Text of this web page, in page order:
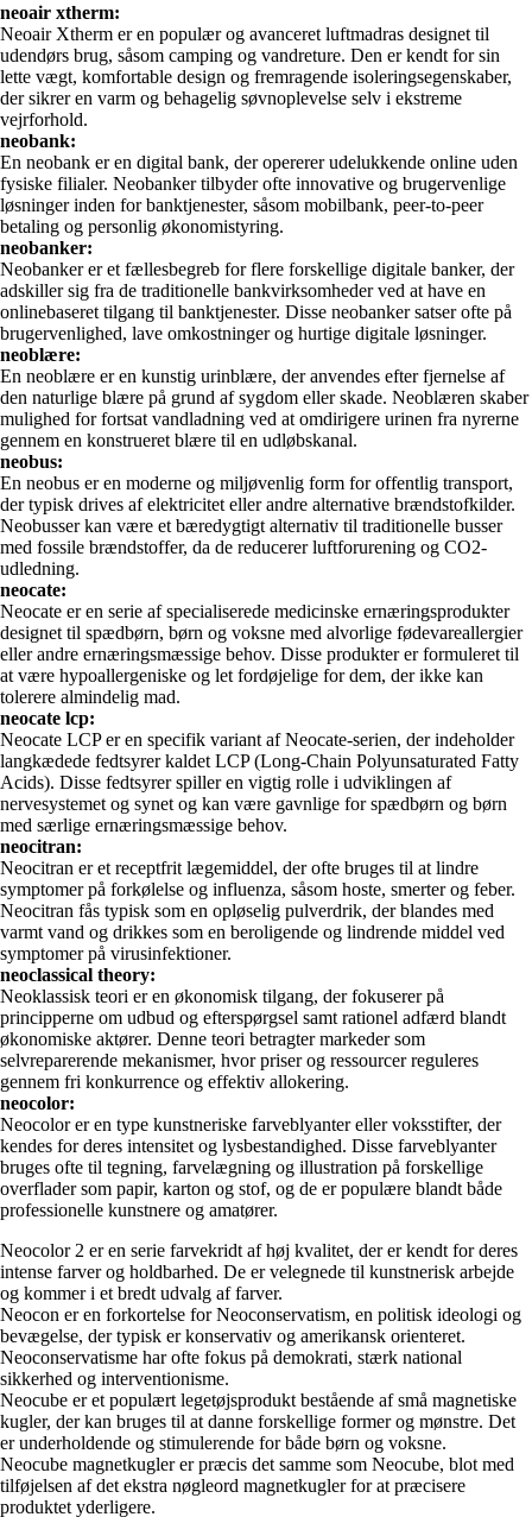
neoair xtherm:
Neoair Xtherm er en populær og avanceret luftmadras designet til
udendørs brug, såsom camping og vandreture. Den er kendt for sin
lette vægt, komfortable design og fremragende isoleringsegenskaber,
der sikrer en varm og behagelig søvnoplevelse selv i ekstreme
vejrforhold.
neobank:
En neobank er en digital bank, der opererer udelukkende online uden
fysiske filialer. Neobanker tilbyder ofte innovative og brugervenlige
løsninger inden for banktjenester, såsom mobilbank, peer-to-peer
betaling og personlig økonomistyring.
neobanker:
Neobanker er et fællesbegreb for flere forskellige digitale banker, der
adskiller sig fra de traditionelle bankvirksomheder ved at have en
onlinebaseret tilgang til banktjenester. Disse neobanker satser ofte på
brugervenlighed, lave omkostninger og hurtige digitale løsninger.
neoblære:
En neoblære er en kunstig urinblære, der anvendes efter fjernelse af
den naturlige blære på grund af sygdom eller skade. Neoblæren skaber
mulighed for fortsat vandladning ved at omdirigere urinen fra nyrerne
gennem en konstrueret blære til en udløbskanal.
neobus:
En neobus er en moderne og miljøvenlig form for offentlig transport,
der typisk drives af elektricitet eller andre alternative brændstofkilder.
Neobusser kan være et bæredygtigt alternativ til traditionelle busser
med fossile brændstoffer, da de reducerer luftforurening og CO2-
udledning.
neocate:
Neocate er en serie af specialiserede medicinske ernæringsprodukter
designet til spædbørn, børn og voksne med alvorlige fødevareallergier
eller andre ernæringsmæssige behov. Disse produkter er formuleret til
at være hypoallergeniske og let fordøjelige for dem, der ikke kan
tolerere almindelig mad.
neocate lcp:
Neocate LCP er en specifik variant af Neocate-serien, der indeholder
langkædede fedtsyrer kaldet LCP (Long-Chain Polyunsaturated Fatty
Acids). Disse fedtsyrer spiller en vigtig rolle i udviklingen af
nervesystemet og synet og kan være gavnlige for spædbørn og børn
med særlige ernæringsmæssige behov.
neocitran:
Neocitran er et receptfrit lægemiddel, der ofte bruges til at lindre
symptomer på forkølelse og influenza, såsom hoste, smerter og feber.
Neocitran fås typisk som en opløselig pulverdrik, der blandes med
varmt vand og drikkes som en beroligende og lindrende middel ved
symptomer på virusinfektioner.
neoclassical theory:
Neoklassisk teori er en økonomisk tilgang, der fokuserer på
principperne om udbud og efterspørgsel samt rationel adfærd blandt
økonomiske aktører. Denne teori betragter markeder som
selvreparerende mekanismer, hvor priser og ressourcer reguleres
gennem fri konkurrence og effektiv allokering.
neocolor:
Neocolor er en type kunstneriske farveblyanter eller voksstifter, der
kendes for deres intensitet og lysbestandighed. Disse farveblyanter
bruges ofte til tegning, farvelægning og illustration på forskellige
overflader som papir, karton og stof, og de er populære blandt både
professionelle kunstnere og amatører.
Neocolor 2 er en serie farvekridt af høj kvalitet, der er kendt for deres
intense farver og holdbarhed. De er velegnede til kunstnerisk arbejde
og kommer i et bredt udvalg af farver.
Neocon er en forkortelse for Neoconservatism, en politisk ideologi og
bevægelse, der typisk er konservativ og amerikansk orienteret.
Neoconservatisme har ofte fokus på demokrati, stærk national
sikkerhed og interventionisme.
Neocube er et populært legetøjsprodukt bestående af små magnetiske
kugler, der kan bruges til at danne forskellige former og mønstre. Det
er underholdende og stimulerende for både børn og voksne.
Neocube magnetkugler er præcis det samme som Neocube, blot med
tilføjelsen af det ekstra nøgleord magnetkugler for at præcisere
produktet yderligere.